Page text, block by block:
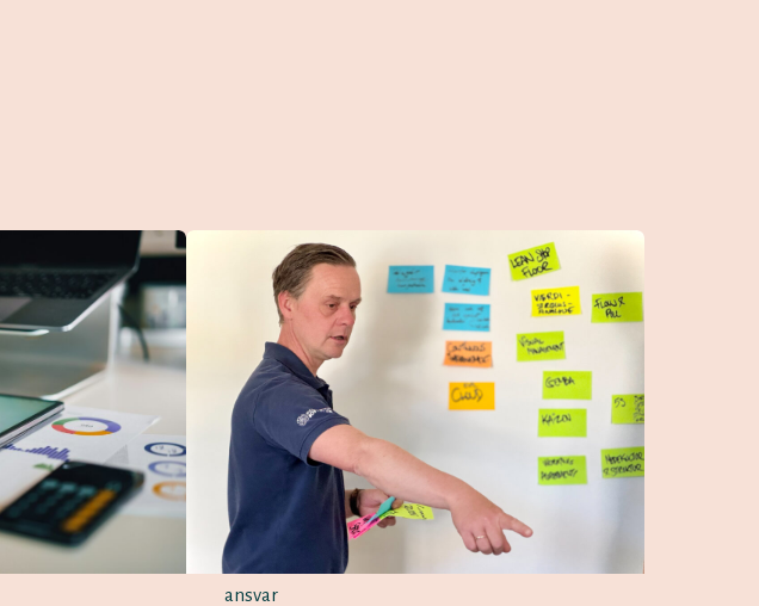
ansvar